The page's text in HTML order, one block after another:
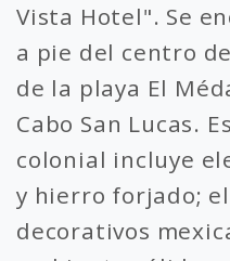
Vista Hotel". Se
a pie del centro
de la playa El
Cabo San Lucas.
colonial incluye
y hierro forjado;
decorativos